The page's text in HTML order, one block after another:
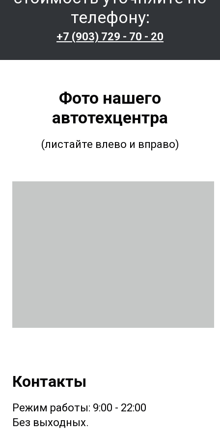
телефону:
+7 (903) 729 - 70 - 20
Фото нашего
автотехцентра
(листайте влево и вправо)
Контакты
Режим работы: 9:00 - 22:00
Без выходных.